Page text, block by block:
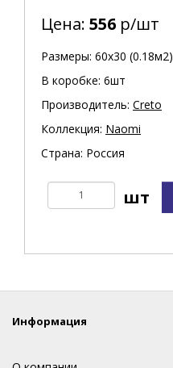
Цена: 556 р/шт
Размеры: 60х30 (0.18м2)
В коробке: 6шт
Производитель: Creto
Коллекция: Naomi
Страна: Россия
Информация